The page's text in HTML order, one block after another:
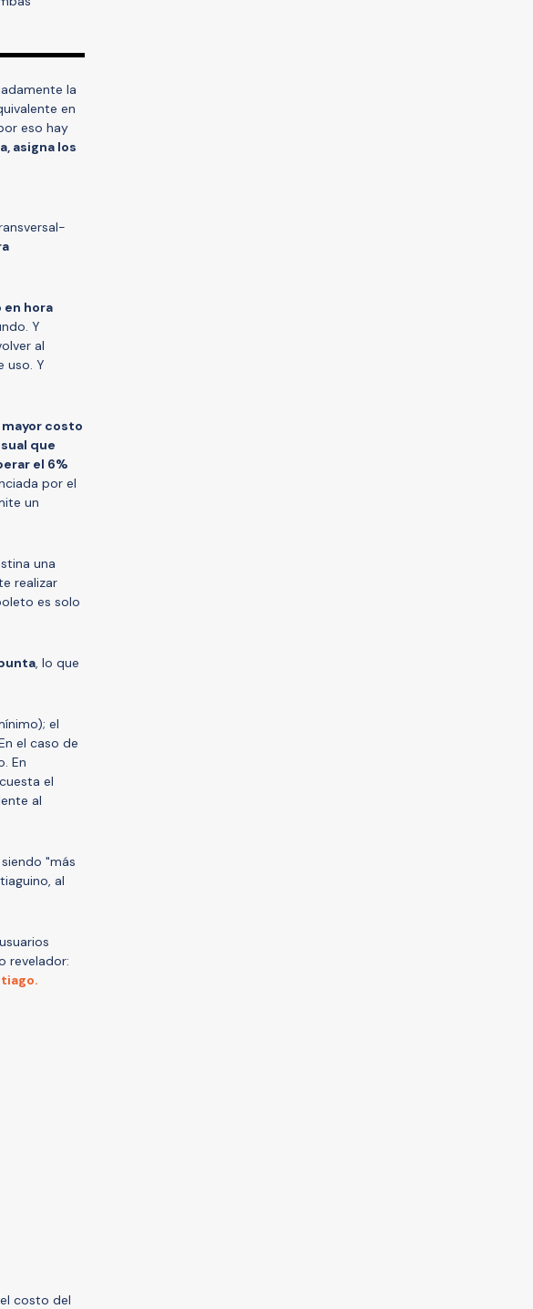
la
en
eso hay
asigna los
hora
Y
al
uso. Y
costo
que
el 6%
por el
un
una
realizar
es solo
, lo que
el
el caso de
En
el
al
"más
al
revelador:
costo del